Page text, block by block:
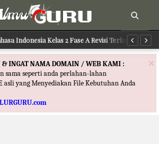
Indonesia Kelas 2 Fase A Revisi Terbaru
Pend. Agama Kristen Kelas 1 Fase A Revisi Terbaru
×
INGAT NAMA DOMAIN / WEB KAMI :
sama seperti anda perlahan-lahan
asli yang Menyediakan File Kebutuhan Anda